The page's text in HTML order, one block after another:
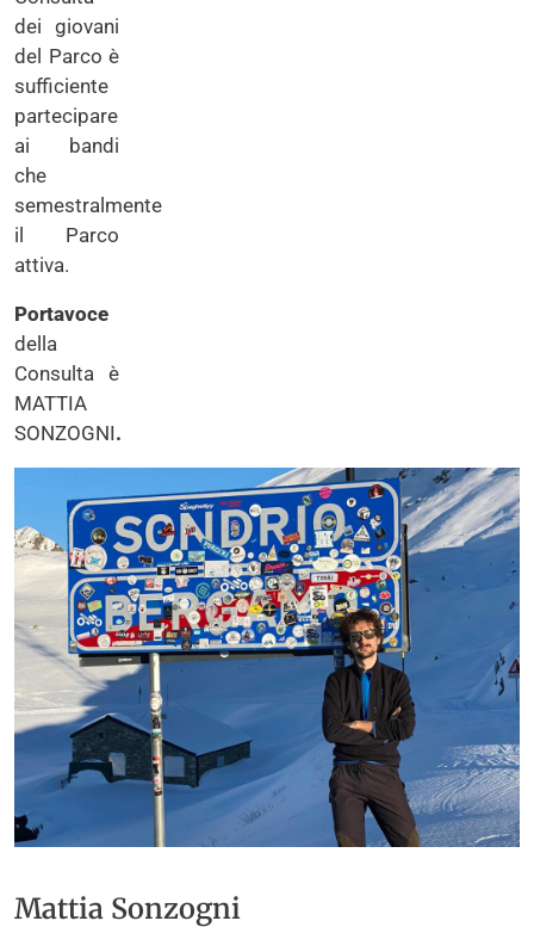
dei giovani
del Parco è
sufficiente
partecipare
ai bandi
che
semestralmente
il Parco
attiva.
Portavoce
della
Consulta è
MATTIA
SONZOGNI.
Mattia Sonzogni